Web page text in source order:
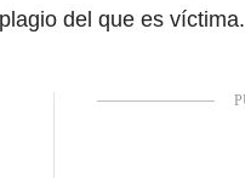
del que es víctima.